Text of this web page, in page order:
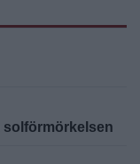
solförmörkelsen